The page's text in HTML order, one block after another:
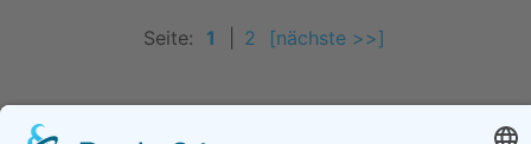
Seite: 1 2 [nächste >>]
Ortsverzeichnisse in unseren Portalen: